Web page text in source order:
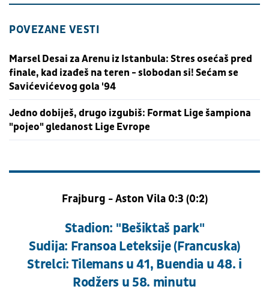
POVEZANE VESTI
Marsel Desai za Arenu iz Istanbula: Stres osećaš pred
finale, kad izađeš na teren - slobodan si! Sećam se
Savićevićevog gola '94
Jedno dobiješ, drugo izgubiš: Format Lige šampiona
"pojeo" gledanost Lige Evrope
Frajburg - Aston Vila 0:3 (0:2)
Stadion: "Bešiktaš park"
Sudija: Fransoa Leteksije (Francuska)
Strelci: Tilemans u 41, Buendia u 48. i
Rodžers u 58. minutu